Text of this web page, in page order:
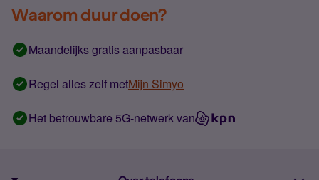
Waarom duur doen?
Maandelijks gratis aanpasbaar
Regel alles zelf metMijn Simyo
Het betrouwbare 5G-netwerk van